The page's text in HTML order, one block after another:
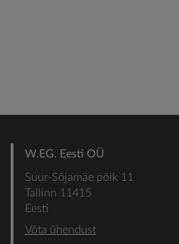
W.EG. Eesti OÜ
Suur-Sõjamäe põik 11
Tallinn 11415
Eesti
Võta ühendust